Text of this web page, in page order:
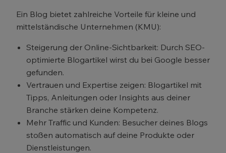
Ein Blog bietet zahlreiche Vorteile für kleine und
mittelständische Unternehmen (KMU):
Steigerung der Online-Sichtbarkeit: Durch SEO-
optimierte Blogartikel wirst du bei Google besser
gefunden.
Vertrauen und Expertise zeigen: Blogartikel mit
Tipps, Anleitungen oder Insights aus deiner
Branche stärken deine Kompetenz.
Mehr Traffic und Kunden: Besucher deines Blogs
stoßen automatisch auf deine Produkte oder
Dienstleistungen.